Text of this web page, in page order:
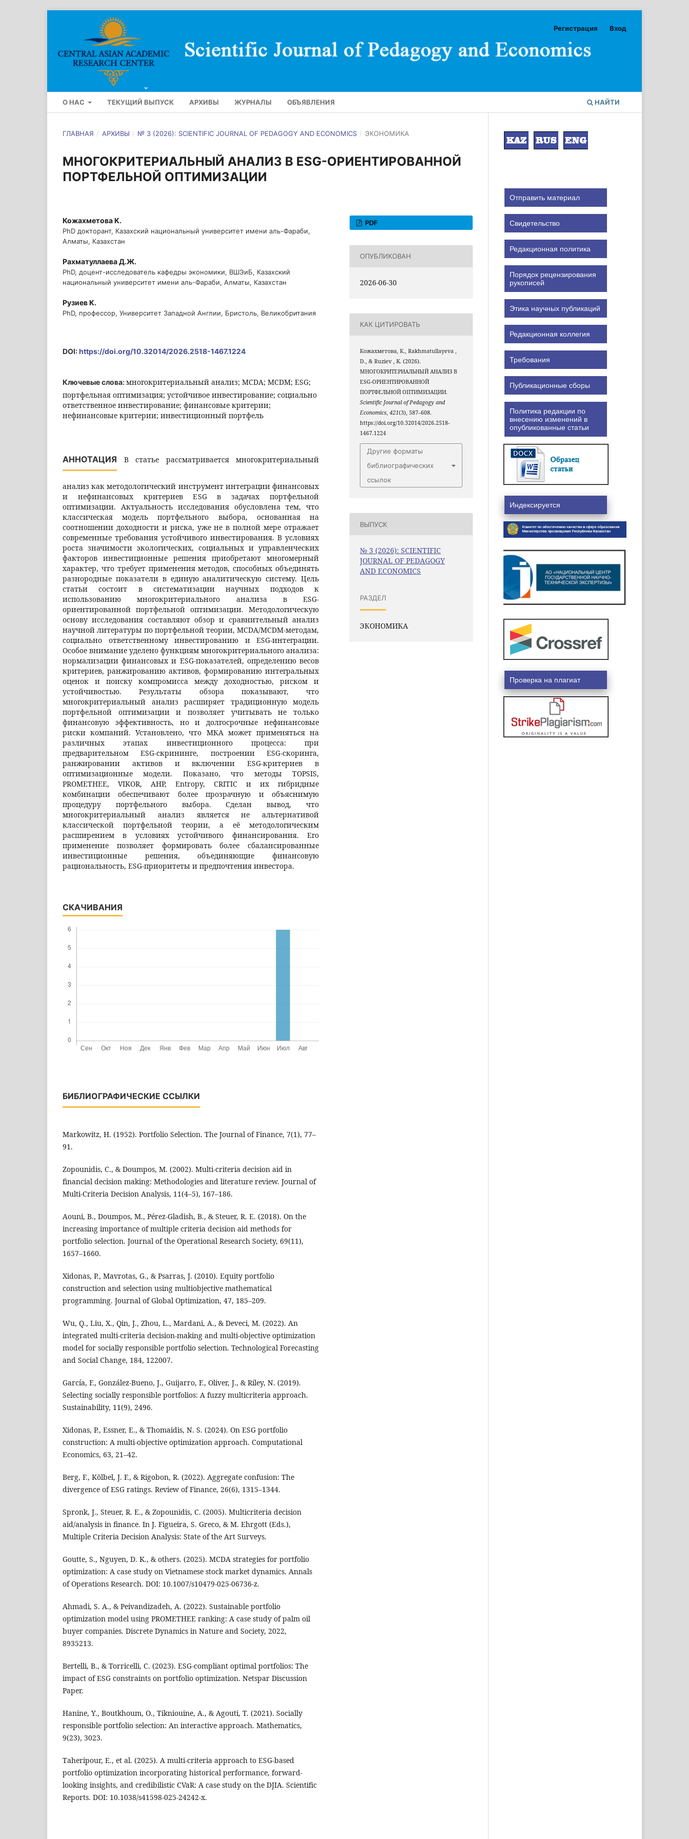
О НАС ТЕКУЩИЙ ВЫПУСК АРХИВЫ ЖУРНАЛЫ ОБЪЯВЛЕНИЯ НАЙТИ
Регистрация Вход
ГЛАВНАЯ / АРХИВЫ / № 3 (2026): SCIENTIFIC JOURNAL OF PEDAGOGY AND ECONOMICS / ЭКОНОМИКА
МНОГОКРИТЕРИАЛЬНЫЙ АНАЛИЗ В ESG-ОРИЕНТИРОВАННОЙ
ПОРТФЕЛЬНОЙ ОПТИМИЗАЦИИ
Кожахметова К.
PhD докторант, Казахский национальный университет имени аль-Фараби,
Алматы, Казахстан
Рахматуллаева Д.Ж.
PhD, доцент-исследователь кафедры экономики, ВШЭиБ, Казахский
национальный университет имени аль-Фараби, Алматы, Казахстан
Рузиев К.
PhD, профессор, Университет Западной Англии, Бристоль, Великобритания
DOI:https://doi.org/10.32014/2026.2518-1467.1224
Ключевые слова:многокритериальный анализ; MCDA; MCDM; ESG;
портфельная оптимизация; устойчивое инвестирование; социально
ответственное инвестирование; финансовые критерии;
нефинансовые критерии; инвестиционный портфель
АННОТАЦИЯ В статье рассматривается многокритериальный
анализ как методологический инструмент интеграции финансовых
и нефинансовых критериев ESG в задачах портфельной
оптимизации. Актуальность исследования обусловлена тем, что
классическая модель портфельного выбора, основанная на
соотношении доходности и риска, уже не в полной мере отражает
современные требования устойчивого инвестирования. В условиях
роста значимости экологических, социальных и управленческих
факторов инвестиционные решения приобретают многомерный
характер, что требует применения методов, способных объединять
разнородные показатели в единую аналитическую систему. Цель
статьи состоит в систематизации научных подходов к
использованию многокритериального анализа в ESG-
ориентированной портфельной оптимизации. Методологическую
основу исследования составляют обзор и сравнительный анализ
научной литературы по портфельной теории, MCDA/MCDM-методам,
социально ответственному инвестированию и ESG-интеграции.
Особое внимание уделено функциям многокритериального анализа:
нормализации финансовых и ESG-показателей, определению весов
критериев, ранжированию активов, формированию интегральных
оценок и поиску компромисса между доходностью, риском и
устойчивостью. Результаты обзора показывают, что
многокритериальный анализ расширяет традиционную модель
портфельной оптимизации и позволяет учитывать не только
финансовую эффективность, но и долгосрочные нефинансовые
риски компаний. Установлено, что МКА может применяться на
различных этапах инвестиционного процесса: при
предварительном ESG-скрининге, построении ESG-скоринга,
ранжировании активов и включении ESG-критериев в
оптимизационные модели. Показано, что методы TOPSIS,
PROMETHEE, VIKOR, AHP, Entropy, CRITIC и их гибридные
комбинации обеспечивают более прозрачную и объяснимую
процедуру портфельного выбора. Сделан вывод, что
многокритериальный анализ является не альтернативой
классической портфельной теории, а её методологическим
расширением в условиях устойчивого финансирования. Его
применение позволяет формировать более сбалансированные
инвестиционные решения, объединяющие финансовую
рациональность, ESG-приоритеты и предпочтения инвестора.
СКАЧИВАНИЯ
БИБЛИОГРАФИЧЕСКИЕ ССЫЛКИ
Markowitz, H. (1952). Portfolio Selection. The Journal of Finance, 7(1), 77–
91.
Zopounidis, C., & Doumpos, M. (2002). Multi-criteria decision aid in
financial decision making: Methodologies and literature review. Journal of
Multi-Criteria Decision Analysis, 11(4–5), 167–186.
Aouni, B., Doumpos, M., Pérez-Gladish, B., & Steuer, R. E. (2018). On the
increasing importance of multiple criteria decision aid methods for
portfolio selection. Journal of the Operational Research Society, 69(11),
1657–1660.
Xidonas, P., Mavrotas, G., & Psarras, J. (2010). Equity portfolio
construction and selection using multiobjective mathematical
programming. Journal of Global Optimization, 47, 185–209.
Wu, Q., Liu, X., Qin, J., Zhou, L., Mardani, A., & Deveci, M. (2022). An
integrated multi-criteria decision-making and multi-objective optimization
model for socially responsible portfolio selection. Technological Forecasting
and Social Change, 184, 122007.
García, F., González-Bueno, J., Guijarro, F., Oliver, J., & Riley, N. (2019).
Selecting socially responsible portfolios: A fuzzy multicriteria approach.
Sustainability, 11(9), 2496.
Xidonas, P., Essner, E., & Thomaidis, N. S. (2024). On ESG portfolio
construction: A multi-objective optimization approach. Computational
Economics, 63, 21–42.
Berg, F., Kölbel, J. F., & Rigobon, R. (2022). Aggregate confusion: The
divergence of ESG ratings. Review of Finance, 26(6), 1315–1344.
Spronk, J., Steuer, R. E., & Zopounidis, C. (2005). Multicriteria decision
aid/analysis in finance. In J. Figueira, S. Greco, & M. Ehrgott (Eds.),
Multiple Criteria Decision Analysis: State of the Art Surveys.
Goutte, S., Nguyen, D. K., & others. (2025). MCDA strategies for portfolio
optimization: A case study on Vietnamese stock market dynamics. Annals
of Operations Research. DOI: 10.1007/s10479-025-06736-z.
Ahmadi, S. A., & Peivandizadeh, A. (2022). Sustainable portfolio
optimization model using PROMETHEE ranking: A case study of palm oil
buyer companies. Discrete Dynamics in Nature and Society, 2022,
8935213.
Bertelli, B., & Torricelli, C. (2023). ESG-compliant optimal portfolios: The
impact of ESG constraints on portfolio optimization. Netspar Discussion
Paper.
Hanine, Y., Boutkhoum, O., Tikniouine, A., & Agouti, T. (2021). Socially
responsible portfolio selection: An interactive approach. Mathematics,
9(23), 3023.
Taheripour, E., et al. (2025). A multi-criteria approach to ESG-based
portfolio optimization incorporating historical performance, forward-
looking insights, and credibilistic CVaR: A case study on the DJIA. Scientific
Reports. DOI: 10.1038/s41598-025-24242-x.
PDF
ОПУБЛИКОВАН
2026-06-30
КАК ЦИТИРОВАТЬ
Кожахметова, К., Rakhmatullayeva ,
D., & Ruziev , K. (2026).
МНОГОКРИТЕРИАЛЬНЫЙ АНАЛИЗ В
ESG-ОРИЕНТИРОВАННОЙ
ПОРТФЕЛЬНОЙ ОПТИМИЗАЦИИ.
Scientific Journal of Pedagogy and
Economics,421(3), 587–608.
https://doi.org/10.32014/2026.2518-
1467.1224
Другие форматы
библиографических
ссылок
ВЫПУСК
№ 3 (2026): SCIENTIFIC
JOURNAL OF PEDAGOGY
AND ECONOMICS
РАЗДЕЛ
ЭКОНОМИКА
Отправить материал
Свидетельство
Редакционная политика
Порядок рецензирования
рукописей
Этика научных публикаций
Редакционная коллегия
Требования
Публикационные сборы
Политика редакции по
внесению изменений в
опубликованные статьи
Индексируется
Проверка на плагиат